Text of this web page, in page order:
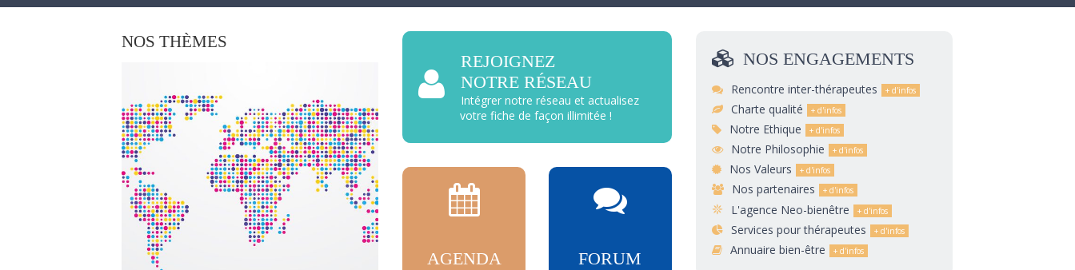
NOS THÈMES
REJOIGNEZ
NOTRE RÉSEAU
Intégrer notre réseau et actualisez
votre fiche de façon illimitée !
AGENDA FORUM
NOS ENGAGEMENTS
Rencontre inter-thérapeutes
Charte qualité
Notre Ethique
Notre Philosophie
Nos Valeurs
Nos partenaires
L'agence Neo-bienêtre
Services pour thérapeutes
Annuaire bien-être